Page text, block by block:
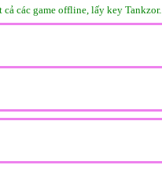
các game offline, lấy key